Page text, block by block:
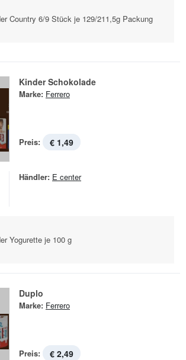
Country 6/9 Stück je 129/211,5g Packung
Kinder Schokolade
Marke: Ferrero
Preis: € 1,49
Händler: E center
Yogurette je 100 g
Duplo
Marke: Ferrero
Preis: € 2,49